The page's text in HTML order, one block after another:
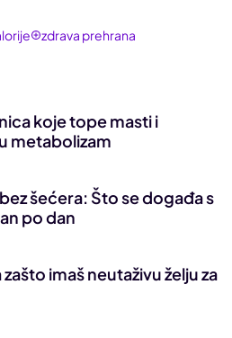
zdrava prehrana
koje tope masti i
metabolizam
šećera: Što se događa s
po dan
zašto imaš neutaživu želju za